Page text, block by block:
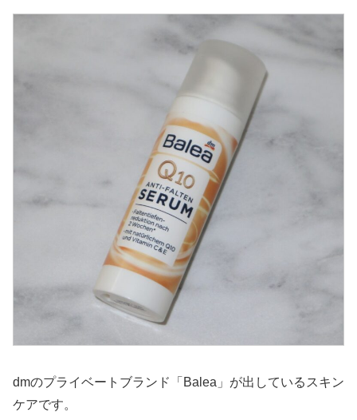
dmのプライベートブランド「Balea」が出しているスキン
ケアです。